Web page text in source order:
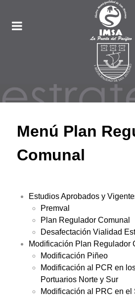
Menú Plan
Comunal
Estudios Aprobados y
Premval
Plan Regulador Comunal
Desafectación Vialidad
Modificación Plan Regulador
Modificación Piñeo
Modificación al PCR en
Portuarios Norte y Sur
Modificación al PRC en el